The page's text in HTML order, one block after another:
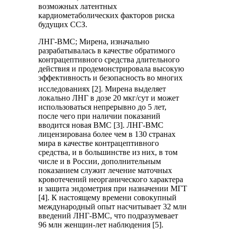
возможных латентных
кардиометаболических факторов риска
будущих ССЗ.
ЛНГ-ВМС; Мирена, изначально
разрабатывалась в качестве обратимого
контрацептивного средства длительного
действия и продемонстрировала высокую
эффективность и безопасность во многих
исследованиях [2]. Миренавыделяет
локально ЛНГ в дозе 20 мкг/сут и может
использоваться непрерывно до 5 лет,
после чего при наличии показаний
вводится новая ВМС [3]. ЛНГ-ВМС
лицензирована более чем в 130 странах
мира в качестве контрацептивного
средства, и в большинстве из них, в том
числе и в России, дополнительным
показанием служит лечение маточных
кровотечений неорганического характера
и защита эндометрия при назначении МГТ
[4]. К настоящему времени совокупный
международный опыт насчитывает 32 млн
введений ЛНГ-ВМС, что подразумевает
96 млн женщин-лет наблюдения [5].